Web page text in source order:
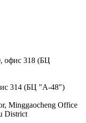
офис 318 (БЦ
314 (БЦ "А-48")
Minggaocheng Office
District